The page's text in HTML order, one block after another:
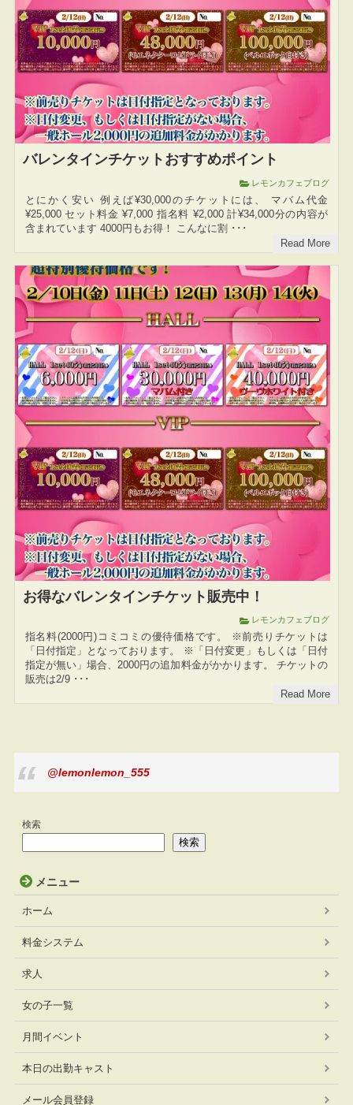
バレンタインチケットおすすめポイント
レモンカフェブログ
とにかく安い 例えば¥30,000のチケットには、 マバム代金
¥25,000 セット料金 ¥7,000 指名料 ¥2,000 計¥34,000分の内容が
含まれています 4000円もお得！ こんなに割 ･･･
Read More
お得なバレンタインチケット販売中！
レモンカフェブログ
指名料(2000円)コミコミの優待価格です。 ※前売りチケットは
「日付指定」となっております。 ※「日付変更」もしくは「日付
指定が無い」場合、2000円の追加料金がかかります。 チケットの
販売は2/9 ･･･
Read More
@lemonlemon_555
検索
検索
メニュー
ホーム
料金システム
求人
女の子一覧
月間イベント
本日の出勤キャスト
メール会員登録